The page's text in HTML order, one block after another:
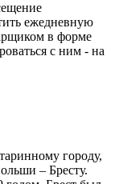
ежедневную
в форме
с ним - на
городу,
– Бресту.